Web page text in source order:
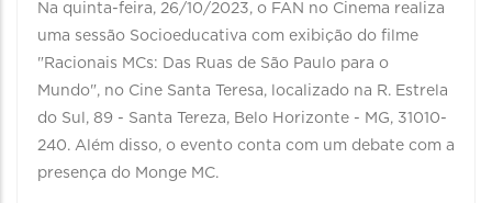
Na quinta-feira, 26/10/2023, o FAN no Cinema realiza
uma sessão Socioeducativa com exibição do filme
"Racionais MCs: Das Ruas de São Paulo para o
Mundo", no Cine Santa Teresa, localizado na R. Estrela
do Sul, 89 - Santa Tereza, Belo Horizonte - MG, 31010-
240. Além disso, o evento conta com um debate com a
presença do Monge MC.